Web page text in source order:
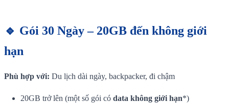
🔹 Gói 30 Ngày – 20GB đến không giới
hạn
Phù hợp với: Du lịch dài ngày, backpacker, đi chậm
20GB trở lên (một số gói có data không giới hạn*)